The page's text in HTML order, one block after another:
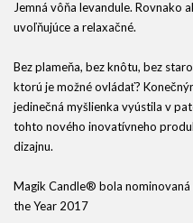
Jemná vôňa levandule. Rovnako
uvoľňujúce a relaxačné.
Bez plameňa, bez knôtu, bez
ktorú je možné ovládať?
jedinečná myšlienka vyústila v
tohto nového inovatívneho
dizajnu.
Magik Candle® bola
the Year 2017